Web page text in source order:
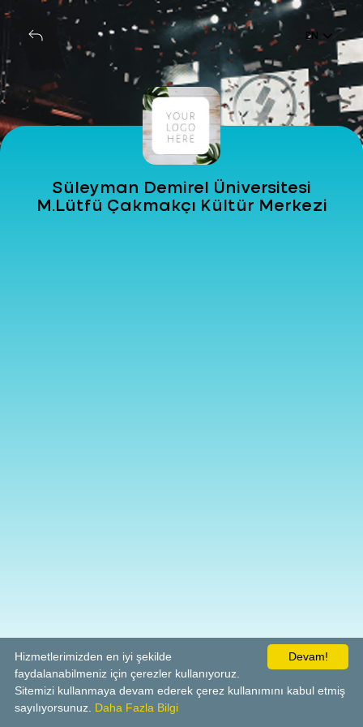
EN
Süleyman Demirel Üniversitesi
M.Lütfü Çakmakçı Kültür Merkezi
Devam!
Hizmetlerimizden en iyi şekilde
faydalanabilmeniz için çerezler kullanıyoruz.
Sitemizi kullanmaya devam ederek çerez kullanımını kabul etmiş
sayılıyorsunuz. Daha Fazla Bilgi